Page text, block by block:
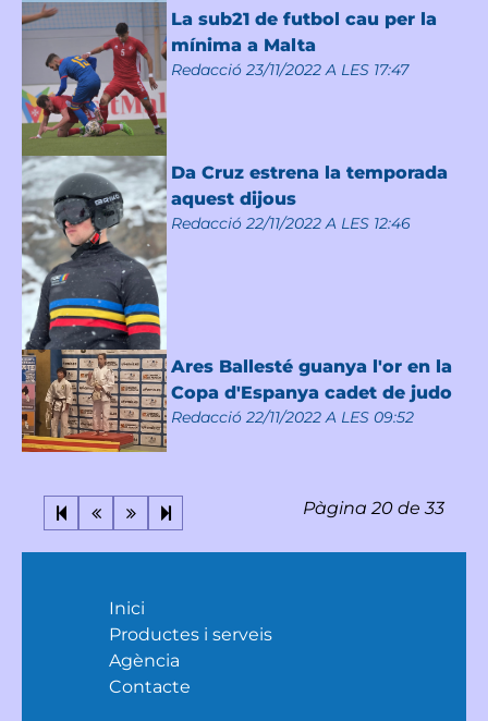
La sub21 de futbol cau per la
mínima a Malta
Redacció 23/11/2022 A LES 17:47
Da Cruz estrena la temporada
aquest dijous
Redacció 22/11/2022 A LES 12:46
Ares Ballesté guanya l'or en la
Copa d'Espanya cadet de judo
Redacció 22/11/2022 A LES 09:52
Pàgina 20 de 33
Inici
Productes i serveis
Agència
Contacte